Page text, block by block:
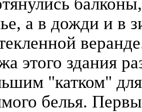
а в дожди и в
этого здания
"катком"
белья.